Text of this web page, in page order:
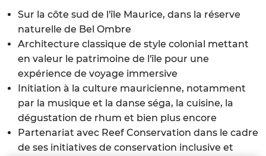
Sur la côte sud de l'île Maurice, dans la réserve
naturelle de Bel Ombre
Architecture classique de style colonial mettant
en valeur le patrimoine de l'île pour une
expérience de voyage immersive
Initiation à la culture mauricienne, notamment
par la musique et la danse séga, la cuisine, la
dégustation de rhum et bien plus encore
Partenariat avec Reef Conservation dans le cadre
de ses initiatives de conservation inclusive et